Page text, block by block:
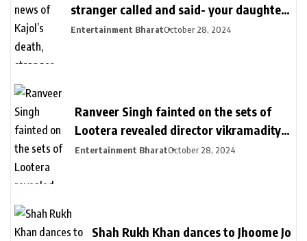
stranger called and said- your daughter
killed in a plane crash | तनुजा को मिली थी
Entertainment BharatOctober 28, 2024
Ranveer Singh fainted on the sets of
Lootera revealed director vikramaditya
| लुटेरा के सेट पर बेहोश हुए थे रणवीर सिंह: सीन
Entertainment BharatOctober 28, 2024
Shah Rukh Khan dances to Jhoome Jo